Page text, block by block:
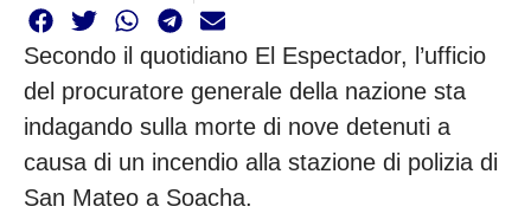
Secondo il quotidiano El Espectador, l’ufficio
del procuratore generale della nazione sta
indagando sulla morte di nove detenuti a
causa di un incendio alla stazione di polizia di
San Mateo a Soacha.